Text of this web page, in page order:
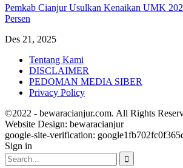
Pemkab Cianjur Usulkan Kenaikan UMK
Persen
Des 21, 2025
Tentang Kami
DISCLAIMER
PEDOMAN MEDIA SIBER
Privacy Policy
©2022 - bewaracianjur.com. All Rights
Website Design: bewaracianjur
google-site-verification:
Sign in